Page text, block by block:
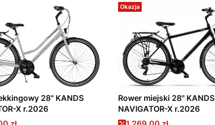
28" KANDS
X r.2026
Okazja
Rower miejski 28" KANDS
NAVIGATOR-X r.2026